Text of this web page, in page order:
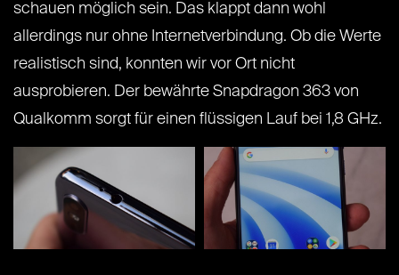
schauen möglich sein. Das klappt dann wohl
allerdings nur ohne Internetverbindung. Ob die Werte
realistisch sind, konnten wir vor Ort nicht
ausprobieren. Der bewährte Snapdragon 363 von
Qualkomm sorgt für einen flüssigen Lauf bei 1,8 GHz.